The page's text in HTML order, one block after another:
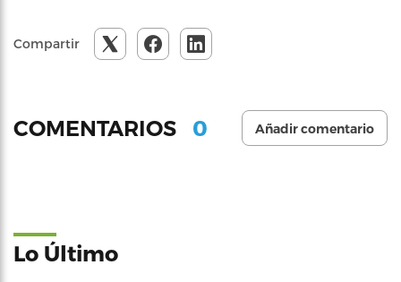
Compartir
COMENTARIOS 0 Añadir comentario
Lo Último